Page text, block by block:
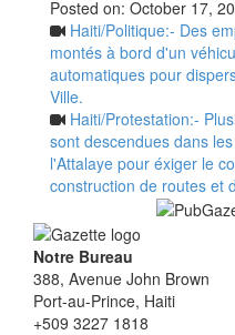
Posted on: October 17,
Haiti/Politique:- Des
montés à bord d'un
automatiques pour
Ville.
Haiti/Protestation:-
sont descendues dans
l'Attalaye pour éxiger le
construction de routes et
Notre Bureau
388, Avenue John Brown
Port-au-Prince, Haiti
+509 3227 1818